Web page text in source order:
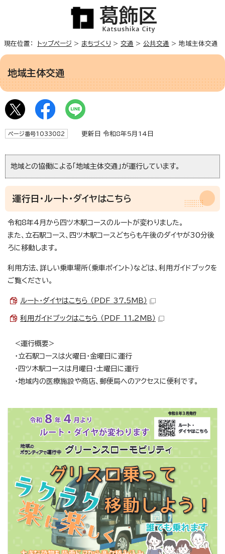
現在位置： トップページ > まちづくり > 交通 > 公共交通 > 地域主体交通
地域主体交通
ページ番号1033082 更新日 令和8年5月14日
地域との協働による「地域主体交通」が運行しています。
運行日・ルート・ダイヤはこちら
令和8年4月から四ツ木駅コースのルートが変わりました。
また、立石駅コース、四ツ木駅コースどちらも午後のダイヤが30分後
ろに移動します。
利用方法、詳しい乗車場所（乗車ポイント）などは、利用ガイドブックを
ご覧ください。
ルート・ダイヤはこちら （PDF 37.5MB）
利用ガイドブックはこちら （PDF 11.2MB）
<運行概要>
・立石駅コースは火曜日・金曜日に運行
・四ツ木駅コースは月曜日・土曜日に運行
・地域内の医療施設や商店、郵便局へのアクセスに便利です。